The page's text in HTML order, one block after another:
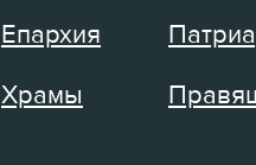
Епархия
Храмы